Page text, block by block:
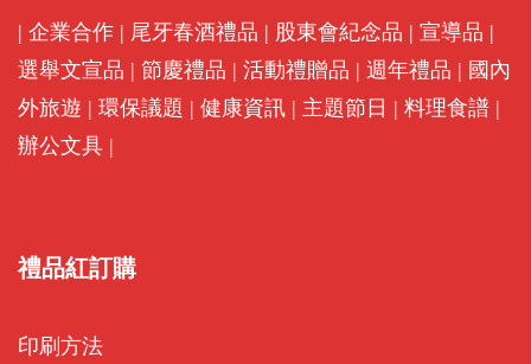
| 企業合作 | 尾牙春酒禮品 | 股東會紀念品 | 宣導品 |
選舉文宣品 | 節慶禮品 | 活動禮贈品 | 週年禮品 | 國內
外旅遊 | 環保議題 | 健康資訊 | 主題節日 | 料理食譜 |
辦公文具 |
禮品紅訂購
印刷方法